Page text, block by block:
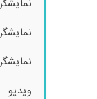
نمایشگر LCD
نمایشگر OLED
نمایشگر Segment
ویدیو